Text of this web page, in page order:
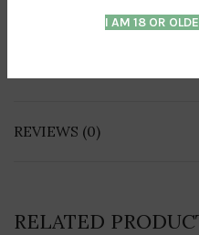
I AM 18 OR
Tripple
REVIEWS (0)
RELATED